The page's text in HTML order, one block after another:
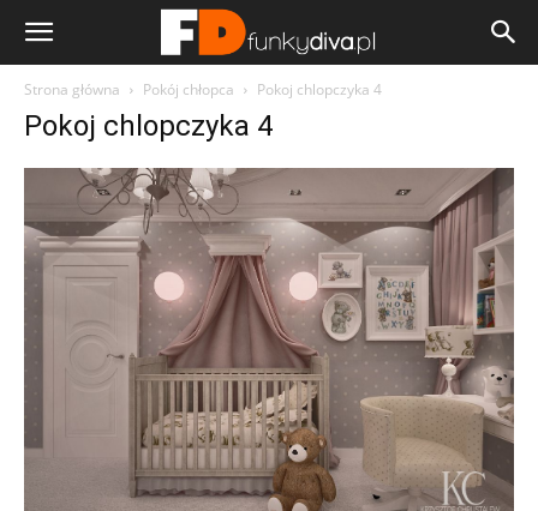
Strona główna Pokój chłopca Pokoj chlopczyka 4
Pokoj chlopczyka 4